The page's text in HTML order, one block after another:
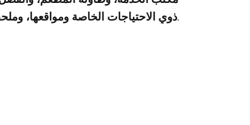
ذوي الاحتياجات الخاصة ومواقعها، وملحقات إمكانية الوصول (مثل أجهزة التعريف الصوتي والمصاعد) المتاحة للاستخدام.